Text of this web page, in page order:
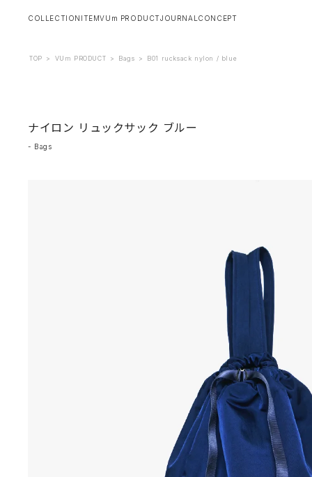
COLLECTION ITEMVUm PRODUCTJOURNAL CONCEPT
TOP > VUm PRODUCT > Bags > B01 rucksack nylon / blue
ナイロン リュックサック ブルー
- Bags